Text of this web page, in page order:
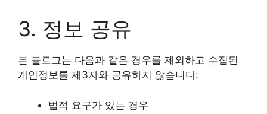
3. 정보 공유
본 블로그는 다음과 같은 경우를 제외하고 수집된
개인정보를 제3자와 공유하지 않습니다:
법적 요구가 있는 경우